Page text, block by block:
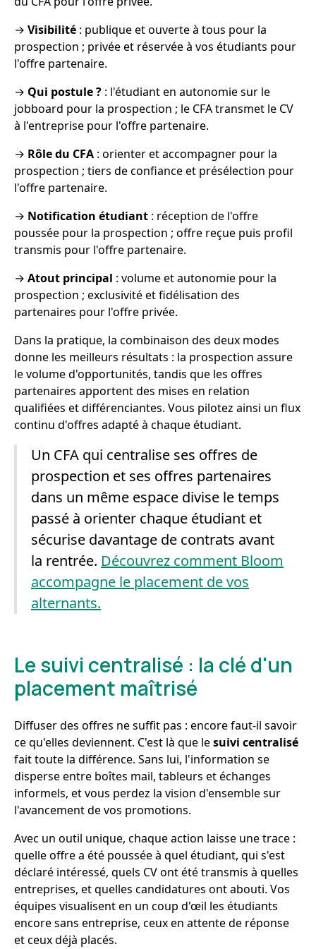
→ Visibilité : publique et ouverte à tous pour la
prospection ; privée et réservée à vos étudiants pour
l'offre partenaire.
→ Qui postule ? : l'étudiant en autonomie sur le
jobboard pour la prospection ; le CFA transmet le CV
à l'entreprise pour l'offre partenaire.
→ Rôle du CFA : orienter et accompagner pour la
prospection ; tiers de confiance et présélection pour
l'offre partenaire.
→ Notification étudiant : réception de l'offre
poussée pour la prospection ; offre reçue puis profil
transmis pour l'offre partenaire.
→ Atout principal : volume et autonomie pour la
prospection ; exclusivité et fidélisation des
partenaires pour l'offre privée.
Dans la pratique, la combinaison des deux modes
donne les meilleurs résultats : la prospection assure
le volume d'opportunités, tandis que les offres
partenaires apportent des mises en relation
qualifiées et différenciantes. Vous pilotez ainsi un flux
continu d'offres adapté à chaque étudiant.
Un CFA qui centralise ses offres de
prospection et ses offres partenaires
dans un même espace divise le temps
passé à orienter chaque étudiant et
sécurise davantage de contrats avant
la rentrée. Découvrez comment Bloom
accompagne le placement de vos
alternants.
Le suivi centralisé : la clé d'un
placement maîtrisé
Diffuser des offres ne suffit pas : encore faut-il savoir
ce qu'elles deviennent. C'est là que lesuivi centralisé
fait toute la différence. Sans lui, l'information se
disperse entre boîtes mail, tableurs et échanges
informels, et vous perdez la vision d'ensemble sur
l'avancement de vos promotions.
Avec un outil unique, chaque action laisse une trace :
quelle offre a été poussée à quel étudiant, qui s'est
déclaré intéressé, quels CV ont été transmis à quelles
entreprises, et quelles candidatures ont abouti. Vos
équipes visualisent en un coup d'œil les étudiants
encore sans entreprise, ceux en attente de réponse
et ceux déjà placés.